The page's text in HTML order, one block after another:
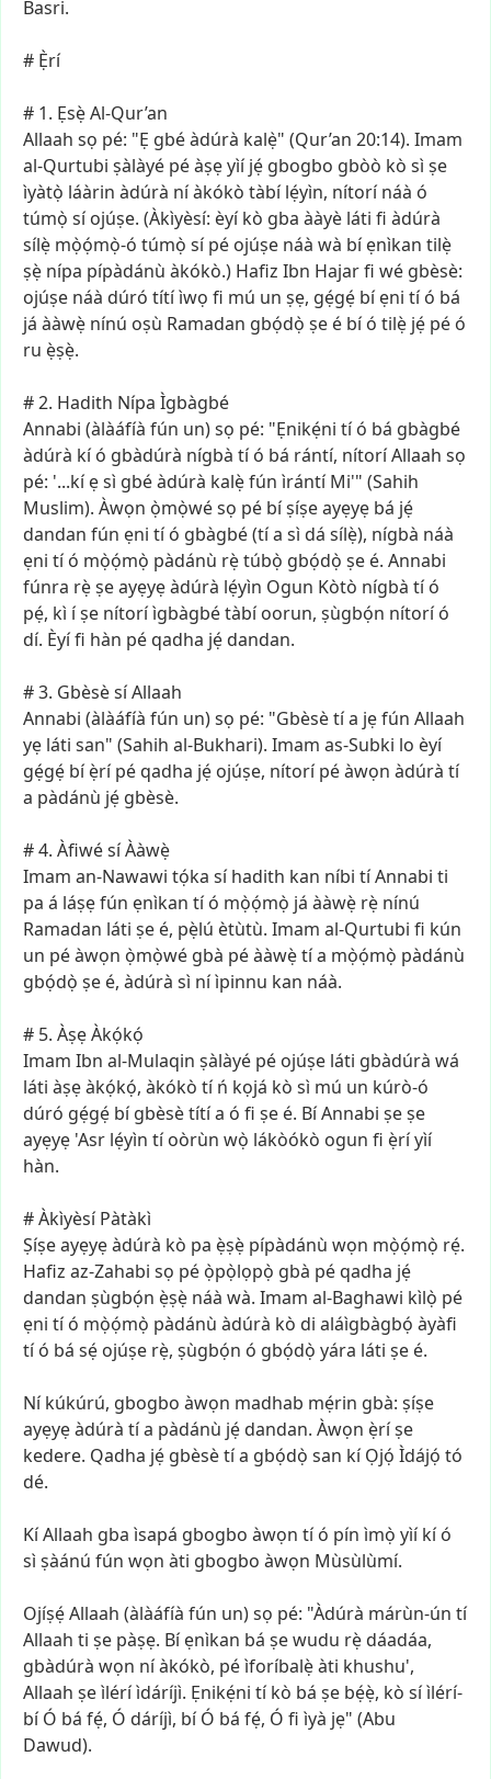
Basri.
# Ẹ̀rí
# 1. Ẹsẹ̀Al-Qur’an
Allaah sọ pé: "Ẹ gbéàdúrà kalẹ̀" (Qur’an 20:14). Imam
al-Qurtubi ṣàlàyé péàṣẹyìí jẹ́ gbogbo gbòò kò sì ṣe
ìyàtọ̀ láàrin àdúrà níàkókò tàbí lẹ́yìn, nítorí náà ó
túmọ̀ sí ojúṣe. (Àkìyèsí: èyí kò gba ààyè láti fi àdúrà
sílẹ̀ mọ̀ọ́mọ̀-ó túmọ̀ sí pé ojúṣe náà wà bí ẹnìkan tilẹ̀
ṣẹ̀ nípa pípàdánù àkókò.) Hafiz Ibn Hajarfi wé gbèsè:
ojúṣe náà dúró títíìwọ fi mú un ṣẹ, gẹ́gẹ́ bí ẹni tí ó bá
já ààwẹ̀ nínú oṣù Ramadan gbọ́dọ̀ ṣe é bí ó tilẹ̀ jẹ́ pé ó
ru ẹ̀ṣẹ̀.
#2. Hadith Nípa Ìgbàgbé
Annabi (àlàáfíà fún un)sọ pé: "Ẹnikẹ́ni tí ó bá gbàgbé
àdúrà kí ó gbàdúrà nígbà tí ó bá rántí, nítoríAllaah sọ
pé: '...kí ẹsì gbéàdúrà kalẹ̀fún ìrántí Mi'" (Sahih
Muslim). Àwọn ọ̀mọ̀wésọ pé bíṣíṣeayẹyẹ bá jẹ́
dandan fún ẹni tí ó gbàgbé(tía sì dá sílẹ̀), nígbà náà
ẹni tí ó mọ̀ọ́mọ̀ pàdánù rẹ̀túbọ̀ gbọ́dọ̀ ṣe é. Annabi
fúnra rẹ̀ṣeayẹyẹàdúrà lẹ́yìn Ogun Kòtò nígbà tí ó
pẹ́, kì íṣe nítoríìgbàgbétàbí oorun, ṣùgbọ́n nítorí ó
dí. Èyífi hàn pé qadha jẹ́ dandan.
#3. GbèsèsíAllaah
Annabi (àlàáfíà fún un)sọ pé: "Gbèsètía jẹfún Allaah
yẹ láti san" (Sahih al-Bukhari). Imam as-Subki lo èyí
gẹ́gẹ́ bí ẹ̀rí pé qadha jẹ́ ojúṣe, nítorí péàwọn àdúrà tí
a pàdánù jẹ́ gbèsè.
#4. ÀfiwésíÀàwẹ̀
Imam an-Nawawi tọ́ka sí hadith kan níbi tíAnnabi ti
pa á láṣẹfún ẹnìkan tí ó mọ̀ọ́mọ̀ já ààwẹ̀ rẹ̀ nínú
Ramadan láti ṣe é, pẹ̀lú ètùtù. Imam al-Qurtubi fi kún
un péàwọn ọ̀mọ̀wé gbà péààwẹ̀tía mọ̀ọ́mọ̀ pàdánù
gbọ́dọ̀ ṣe é, àdúrà sì níìpinnu kan náà.
# 5. ÀṣẹÀkọ́kọ́
Imam Ibn al-Mulaqin ṣàlàyé pé ojúṣe láti gbàdúrà wá
láti àṣẹàkọ́kọ́, àkókò tí ń kọjá kò sì mú un kúrò-ó
dúró gẹ́gẹ́ bí gbèsètítía ó fi ṣe é. BíAnnabi ṣeṣe
ayẹyẹ 'Asr lẹ́yìn tí oòrùn wọ̀ lákòókò ogun fi ẹ̀ríyìí
hàn.
#Àkìyèsí Pàtàkì
Ṣíṣeayẹyẹàdúrà kò pa ẹ̀ṣẹ̀ pípàdánù wọn mọ̀ọ́mọ̀ rẹ́.
Hafiz az-Zahabi sọ pé ọ̀pọ̀lọpọ̀ gbà pé qadha jẹ́
dandan ṣùgbọ́n ẹ̀ṣẹ̀ náà wà. Imam al-Baghawi kìlọ̀ pé
ẹni tí ó mọ̀ọ́mọ̀ pàdánù àdúrà kò di aláìgbàgbọ́ àyàfi
tí ó bá sẹ́ ojúṣe rẹ̀, ṣùgbọ́n ó gbọ́dọ̀ yára láti ṣe é.
Ní kúkúrú, gbogbo àwọn madhab mẹ́rin gbà: ṣíṣe
ayẹyẹàdúrà tía pàdánù jẹ́ dandan. Àwọn ẹ̀ríṣe
kedere. Qadha jẹ́ gbèsètía gbọ́dọ̀ san kí Ọjọ́ Ìdájọ́ tó
dé.
KíAllaah gba ìsapá gbogbo àwọn tí ó pín ìmọ̀ yìí kí ó
sì ṣàánú fún wọn àti gbogbo àwọn Mùsùlùmí.
Ojíṣẹ́Allaah (àlàáfíà fún un)sọ pé: "Àdúrà márùn-ún tí
Allaah ti ṣe pàṣẹ. Bí ẹnìkan bá ṣewudu rẹ̀ dáadáa,
gbàdúrà wọn níàkókò, péìforíbalẹ̀àti khushu',
Allaah ṣeìléríìdáríjì. Ẹnikẹ́ni tí kò bá ṣe bẹ́ẹ̀, kò síìlérí-
bí Ó bá fẹ́, Ó dáríjì, bí Ó bá fẹ́, Ó fi ìyà jẹ" (Abu
Dawud).